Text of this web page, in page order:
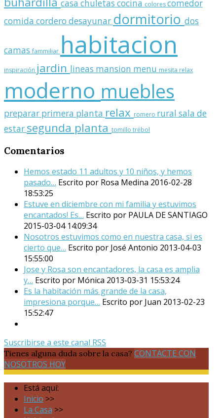
casa chuletas cocina colorescomedor
comida cordero desayunar dormitorio dos
camasfammiliar habitacion
inspiración jardin lineas mansion menu mesita relax
moderno muebles
preparar primera planta relax romero rural sala de
estar segunda planta tomillo trébol
Comentarios
Hemos estado 11 adultos y 10 niños, y hemos
pasado… Escrito por Rosa Medina 2016-02-28
18:53:25
Estuve en diciembre con mi familia y estuvimos
encantados! Es… Escrito por PAULA DE SANTIAGO
2015-03-04 14:09:34
Nosotros estuvimos como en nuestra casa, si es
cierto que… Escrito por José Antonio 2013-04-03
15:55:00
Jose y Rosa son encantadores, la casa es amplia
y… Escrito por Mónica 2013-03-31 15:53:24
Es la habitación más grande de la casa,
impresiona porque… Escrito por Juan 2013-02-23
15:52:47
Suscribirse a este canal RSS
Tienes alguna duda sobre la casa? CONTACTE CON
NOSOTROS HOY
Está aquí:
Inicio >>
La Casa >>